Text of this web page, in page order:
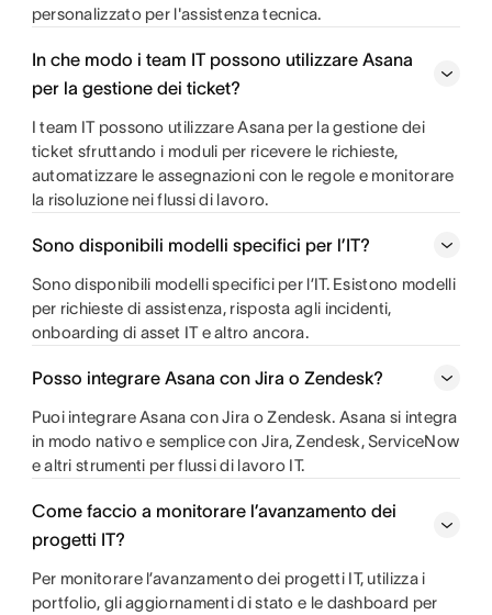
personalizzato per l'assistenza tecnica.
In che modo i team IT possono utilizzare Asana
per la gestione dei ticket?
I team IT possono utilizzare Asana per la gestione dei
ticket sfruttando i moduli per ricevere le richieste,
automatizzare le assegnazioni con le regole e monitorare
la risoluzione nei flussi di lavoro.
Sono disponibili modelli specifici per l’IT?
Sono disponibili modelli specifici per l’IT. Esistono modelli
per richieste di assistenza, risposta agli incidenti,
onboarding di asset IT e altro ancora.
Posso integrare Asana con Jira o Zendesk?
Puoi integrare Asana con Jira o Zendesk. Asana si integra
in modo nativo e semplice con Jira, Zendesk, ServiceNow
e altri strumenti per flussi di lavoro IT.
Come faccio a monitorare l’avanzamento dei
progetti IT?
Per monitorare l’avanzamento dei progetti IT, utilizza i
portfolio, gli aggiornamenti di stato e le dashboard per